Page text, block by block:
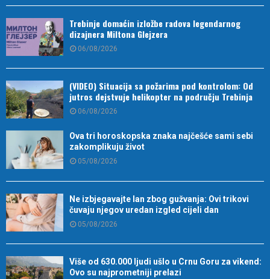
Trebinje domaćin izložbe radova legendarnog
dizajnera Miltona Glejzera
06/08/2026
(VIDEO) Situacija sa požarima pod kontrolom: Od
jutros dejstvuje helikopter na području Trebinja
06/08/2026
Ova tri horoskopska znaka najčešće sami sebi
zakomplikuju život
05/08/2026
Ne izbjegavajte lan zbog gužvanja: Ovi trikovi
čuvaju njegov uredan izgled cijeli dan
05/08/2026
Više od 630.000 ljudi ušlo u Crnu Goru za vikend:
Ovo su najprometniji prelazi